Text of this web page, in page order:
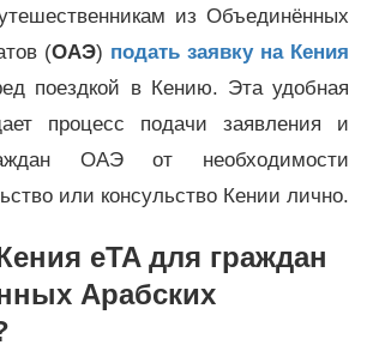
из Объединённых
(ОАЭ) подать заявку на Кения
поездкой в Кению. Эта удобная
процесс подачи заявления и
ОАЭ от необходимости
или консульство Кении лично.
eTA для граждан
Арабских